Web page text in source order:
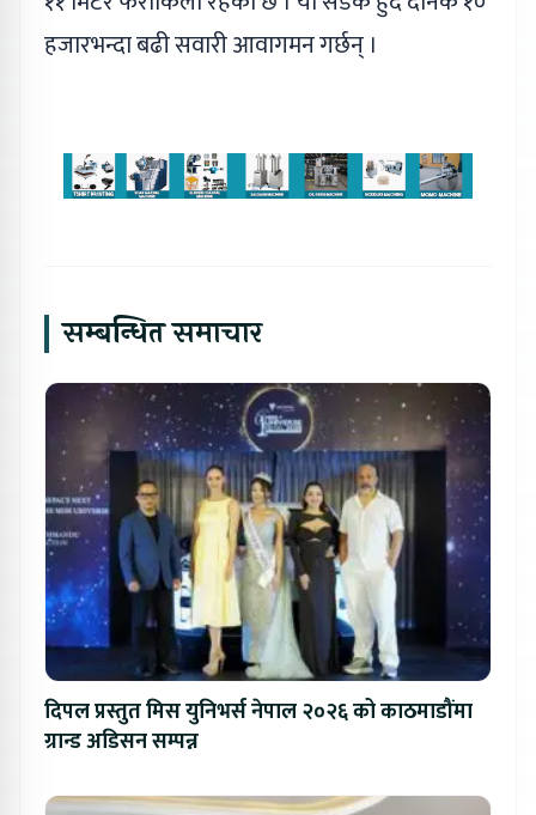
हजारभन्दा बढी सवारी आवागमन गर्छन् ।
सम्बन्धित समाचार
दिपल प्रस्तुत मिस युनिभर्स नेपाल २०२६ को काठमाडौंमा
ग्रान्ड अडिसन सम्पन्न